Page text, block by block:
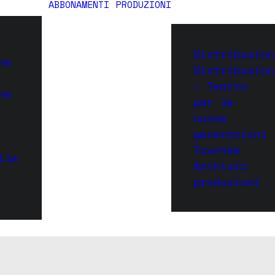
ABBONAMENTI PRODUZIONI
– Teatro
per le
nuove
generazioni
Tournée
Archivio
produzioni